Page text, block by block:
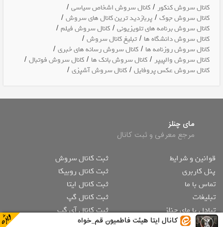
کانال سروش کنکور /کانال سروش اشخاص سیاسی /
کانال سروش جوک /پربازدید ترین کانال های سروش /
کانال سروش برنامه های تلویزیونی /کانال سروش فیلم /
کانال سروش دانشگاه ها /تبلیغ کانال سروش /
کانال سروش روزنامه ها /کانال سروش رسانه های خبری /
کانال سروش والپیپر /کانال سروش بانک ها /کانال سروش فوتبال /
کانال سروش عکس پروفایل /کانال سروش آشپزی /
مای چنلز
مرجع معرفی و ثبت کانال
قوانین و شرایط
پنل کاربری
تماس با ما
تبلیغات
تبادل با مای چنلز
ثبت کانال سروش
ثبت کانال روبیکا
ثبت کانال ایتا
ثبت کانال گپ
ثبت کانال آی گپ
ثبت صفحه اینستاگرامکانال ایتا هیئت فاطمیون قم_خواه